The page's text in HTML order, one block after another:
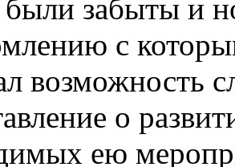
были забыты и
с
возможность
о
ею